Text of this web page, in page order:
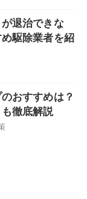
退治できな
駆除業者を紹
おすすめは？
徹底解説